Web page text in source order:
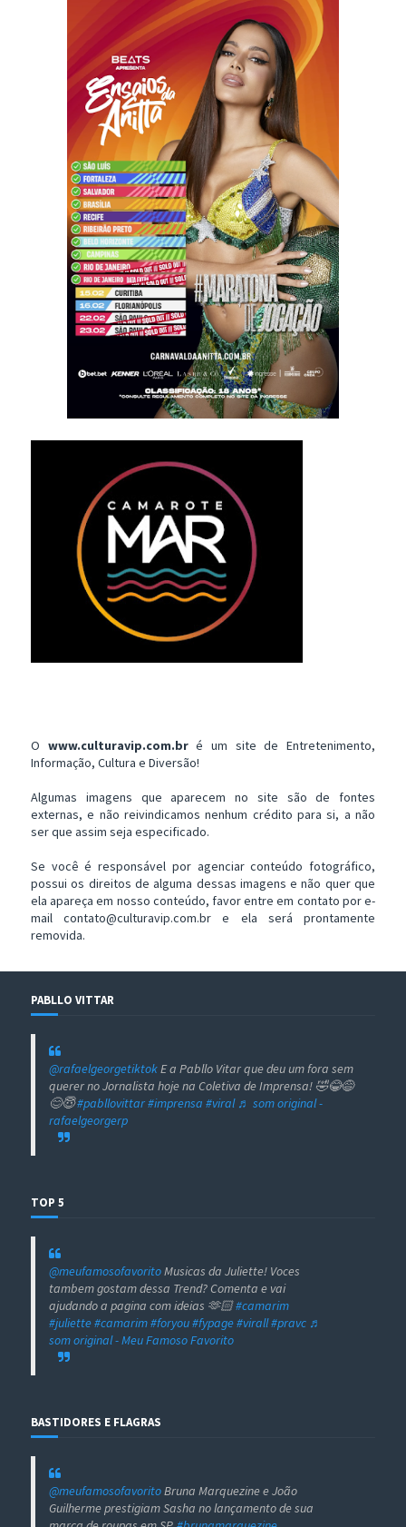
O www.culturavip.com.bré um site de Entretenimento,
Informação, Cultura e Diversão!
Algumas imagens que aparecem no site são de fontes
externas, e não reivindicamos nenhum crédito para si, a não
ser que assim seja especificado.
Se você é responsável por agenciar conteúdo fotográfico,
possui os direitos de alguma dessas imagens e não quer que
ela apareça em nosso conteúdo, favor entre em contato por e-
mail contato@culturavip.com.br e ela será prontamente
removida.
PABLLO VITTAR
@rafaelgeorgetiktokE a Pabllo Vitar que deu um fora sem
querer no Jornalista hoje na Coletiva de Imprensa! 🤣😂😅
😊😇#pabllovittar#imprensa #viral ♬ som original -
rafaelgeorgerp
TOP 5
@meufamosofavoritoMusicas da Juliette! Voces
tambem gostam dessa Trend? Comenta e vai
ajudando a pagina com ideias 🫶🏻#camarim
#juliette#camarim#foryou#fypage#virall#pravc ♬
som original - Meu Famoso Favorito
BASTIDORES E FLAGRAS
@meufamosofavoritoBruna Marquezine e João
Guilherme prestigiam Sasha no lançamento de sua